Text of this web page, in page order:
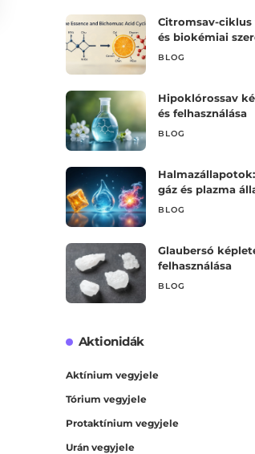
Citromsav-
és biokémiai
BLOG
Hipoklórossav
és felhasználása
BLOG
gáz és plazma
BLOG
Glaubersó
felhasználása
BLOG
Aktionidák
Aktínium vegyjele
Tórium vegyjele
Protaktínium vegyjele
Urán vegyjele